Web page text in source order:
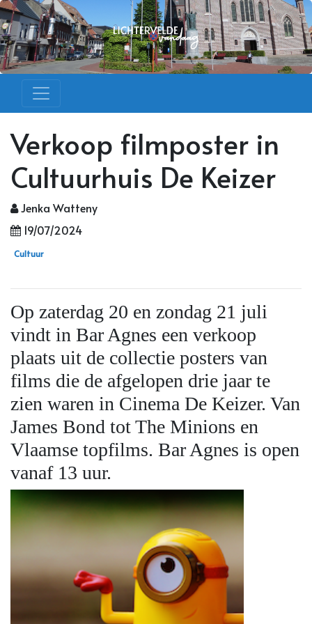
Verkoop filmposter in
Cultuurhuis De Keizer
Jenka Watteny
19/07/2024
Cultuur
Op zaterdag 20 en zondag 21 juli
vindt in Bar Agnes een verkoop
plaats uit de collectie posters van
films die de afgelopen drie jaar te
zien waren in Cinema De Keizer. Van
James Bond tot The Minions en
Vlaamse topfilms. Bar Agnes is open
vanaf 13 uur.